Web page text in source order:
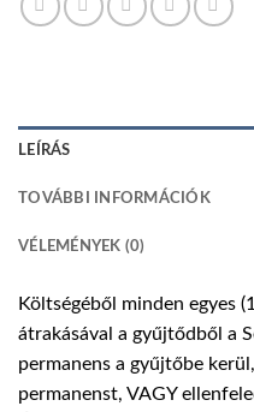
LEÍRÁS
TOVÁBBI INFORMÁCIÓK
VÉLEMÉNYEK (0)
Költségéből minden egyes
átrakásával a gyűjtődből a
permanens a gyűjtőbe
permanenst, VAGY